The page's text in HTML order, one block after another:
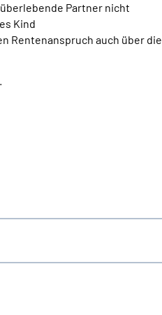
Partner nicht
Kind
Rentenanspruch auch über die